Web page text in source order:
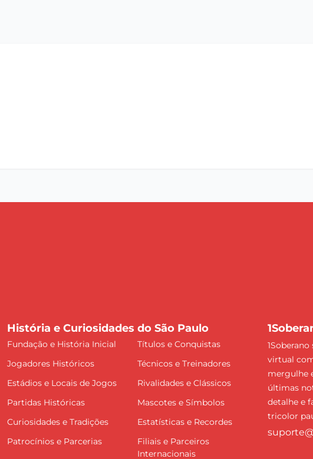
História e Curiosidades do São Paulo
Fundação e História Inicial
Títulos e Conquistas
Jogadores Históricos
Técnicos e Treinadores
Estádios e Locais de Jogos
Rivalidades e Clássicos
Partidas Históricas
Mascotes e Símbolos
Curiosidades e Tradições
Estatísticas e Recordes
Patrocínios e Parcerias
Filiais e Parceiros
Internacionais
virtual
mergulhe
últimas
detalhe e
tricolor